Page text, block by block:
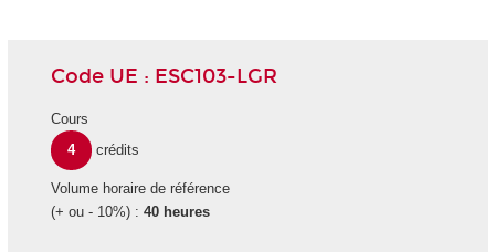
Code UE : ESC103-LGR
Cours
4
crédits
Volume horaire de référence
(+ ou - 10%) : 40 heures